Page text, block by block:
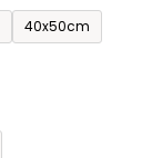
40x50cm